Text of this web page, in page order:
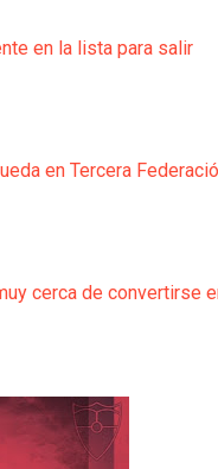
en la lista para salir
en Tercera
cerca de convertirse